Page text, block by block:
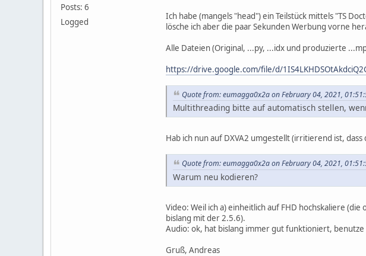
Posts: 6
Logged
Ich habe (mangels "head") ein Teilstück mittels "TS
lösche ich aber die paar Sekunden Werbung vorne
Alle Dateien (Original, ...py, ...idx und produzierte
https://drive.google.com/file/d/
Quote from: eumagga0x2a on February 04, 2021,
Multithreading bitte auf automatisch stellen,
Hab ich nun auf DXVA2 umgestellt (irritierend ist,
Quote from: eumagga0x2a on February 04, 2021,
Warum neu kodieren?
Video: Weil ich a) einheitlich auf FHD hochskaliere
bislang mit der 2.5.6).
Audio: ok, hat bislang immer gut funktioniert, benutze
Gruß, Andreas